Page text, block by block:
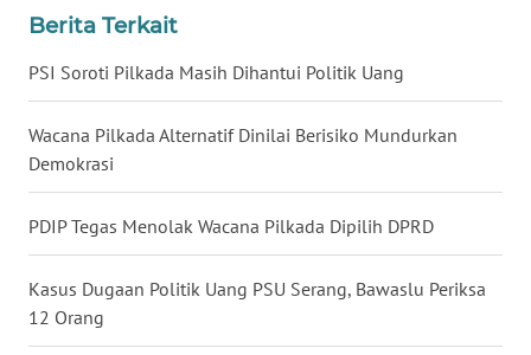
Berita Terkait
PSI Soroti Pilkada Masih Dihantui Politik Uang
Wacana Pilkada Alternatif Dinilai Berisiko Mundurkan
Demokrasi
PDIP Tegas Menolak Wacana Pilkada Dipilih DPRD
Kasus Dugaan Politik Uang PSU Serang, Bawaslu Periksa
12 Orang
WN
NUSANTARA
WN
WN
BALI